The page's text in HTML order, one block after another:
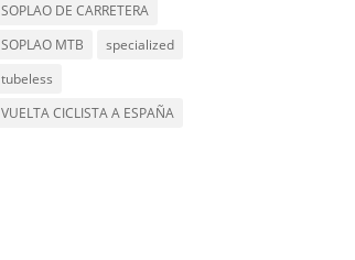
SOPLAO DE CARRETERA
SOPLAO MTB
specialized
tubeless
VUELTA CICLISTA A ESPAÑA